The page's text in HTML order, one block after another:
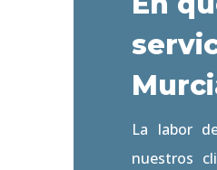
La labor
nuestros